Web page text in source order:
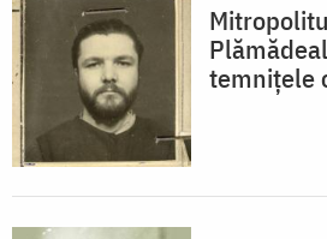
temnițele